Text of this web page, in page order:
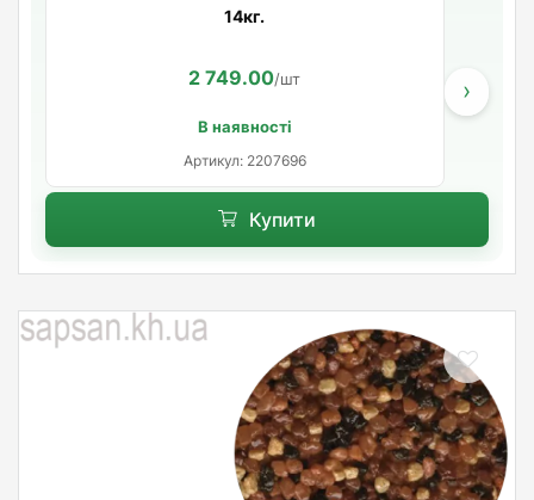
14кг.
2 749.00/шт
В наявності
Артикул: 2207696
›
Купити